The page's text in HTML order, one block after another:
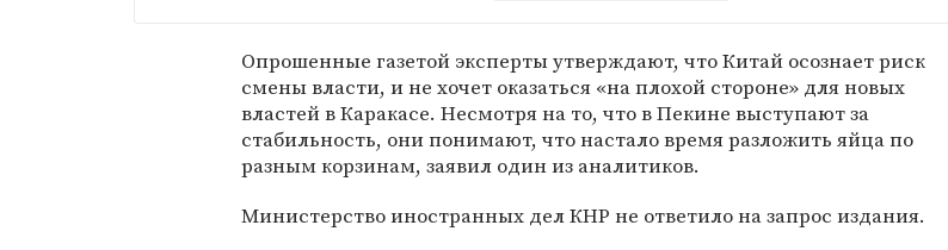
Опрошенные газетой эксперты утверждают, что Китай осознает риск
смены власти, и не хочет оказаться «на плохой стороне» для новых
властей в Каракасе. Несмотря на то, что в Пекине выступают за
стабильность, они понимают, что настало время разложить яйца по
разным корзинам, заявил один из аналитиков.
Министерство иностранных дел КНР не ответило на запрос издания.